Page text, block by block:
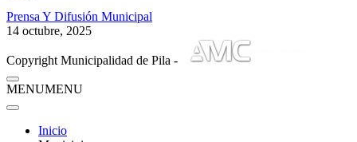
Prensa Y Difusión Municipal
14 octubre, 2025
Copyright Municipalidad de Pila -
MENUMENU
Inicio